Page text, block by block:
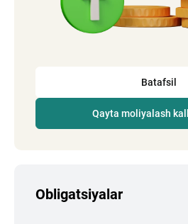
Batafsil
Qayta moliyalash
Obligatsiyalar